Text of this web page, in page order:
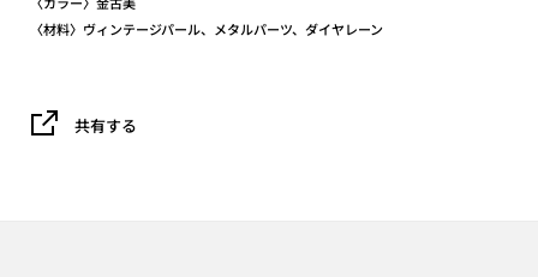
〈材料〉ヴィンテージパール、メタルパーツ、ダイヤレーン
共有する